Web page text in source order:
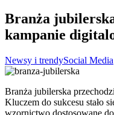
Branża
kampanie
Newsy i trendySocial Media
Branża jubilerska
Kluczem do sukcesu stało
wzornictwo dostosowane